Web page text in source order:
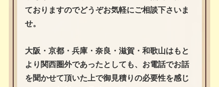
ておりますのでどうぞお気軽にご相談下さいま
せ。
大阪・京都・兵庫・奈良・滋賀・和歌山はもと
より関西圏外であったとしても、お電話でお話
を聞かせて頂いた上で御見積りの必要性を感じ